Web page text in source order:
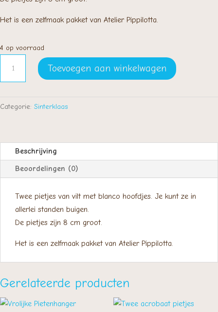
Het is een zelfmaak pakket van Atelier Pippilotta.
4 op voorraad
pietjes
Toevoegen aan winkelwagen
Categorie: Sinterklaas
Beschrijving
Beoordelingen (0)
Twee pietjes van vilt met blanco hoofdjes. Je kunt ze in
allerlei standen buigen.
De pietjes zijn 8 cm groot.
Het is een zelfmaak pakket van Atelier Pippilotta.
Gerelateerde producten